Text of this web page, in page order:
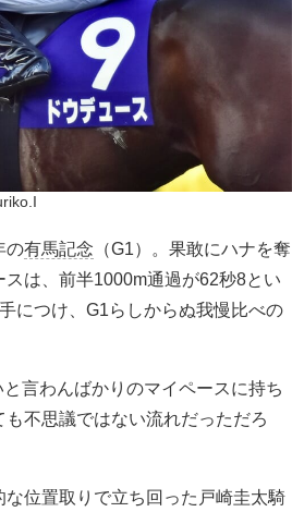
の有馬記念 （G1）。果敢にハナを奪
は、前半1000m通過が62秒8とい
につけ、G1らしからぬ我慢比べの
言わんばかりのマイペースに持ち
不思議ではない流れだっただろ
位置取りで立ち回った戸崎圭太騎